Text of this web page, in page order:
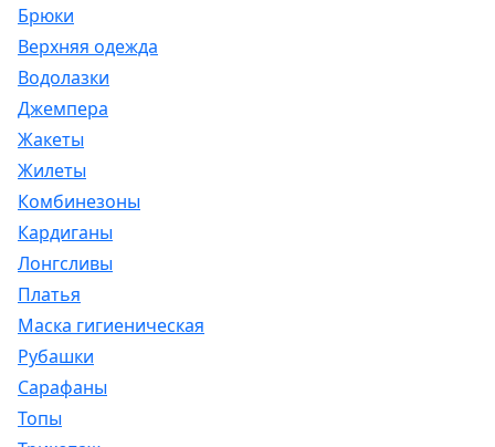
Брюки
Верхняя одежда
Водолазки
Джемпера
Жакеты
Жилеты
Комбинезоны
Кардиганы
Лонгсливы
Платья
Маска гигиеническая
Рубашки
Сарафаны
Топы